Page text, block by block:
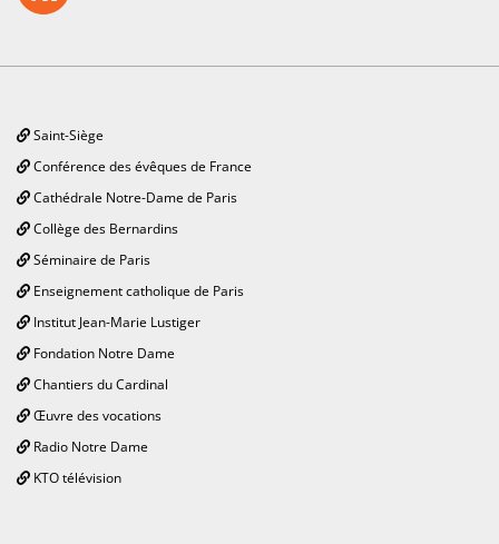
Saint-Siège
Conférence des évêques de France
Cathédrale Notre-Dame de Paris
Collège des Bernardins
Séminaire de Paris
Enseignement catholique de Paris
Institut Jean-Marie Lustiger
Fondation Notre Dame
Chantiers du Cardinal
Œuvre des vocations
Radio Notre Dame
KTO télévision